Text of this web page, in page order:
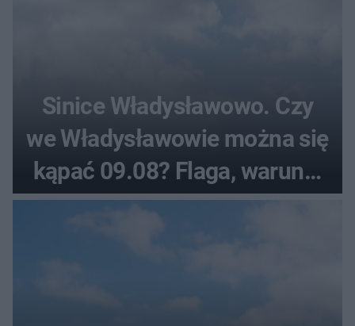
Sinice Władysławowo. Czy
we Władysławowie można się
kąpać 09.08? Flaga, warunki
pogodowe